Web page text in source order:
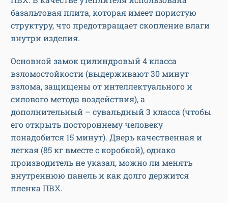
базальтовая плита, которая имеет пористую
структуру, что предотвращает скопление влаги
внутри изделия.
Основной замок цилиндровый 4 класса
взломостойкости (выдерживают 30 минут
взлома, защищены от интеллектуального и
силового метода воздействия), а
дополнительный – сувальдный 3 класса (чтобы
его открыть постороннему человеку
понадобится 15 минут). Дверь качественная и
легкая (85 кг вместе с коробкой), однако
производитель не указал, можно ли менять
внутреннюю панель и как долго держится
пленка ПВХ.